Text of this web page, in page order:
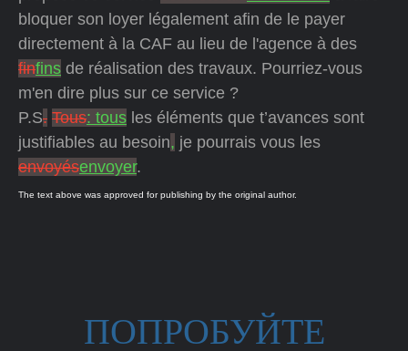
bloquer son loyer légalement afin de le payer
directement à la CAF au lieu de l'agence à des
finfins de réalisation des travaux. Pourriez-vous
m'en dire plus sur ce service ?
P.S. Tous: tous les éléments que t’avances sont
justifiables au besoin, je pourrais vous les
envoyésenvoyer.
The text above was approved for publishing by the original author.
ПОПРОБУЙТЕ